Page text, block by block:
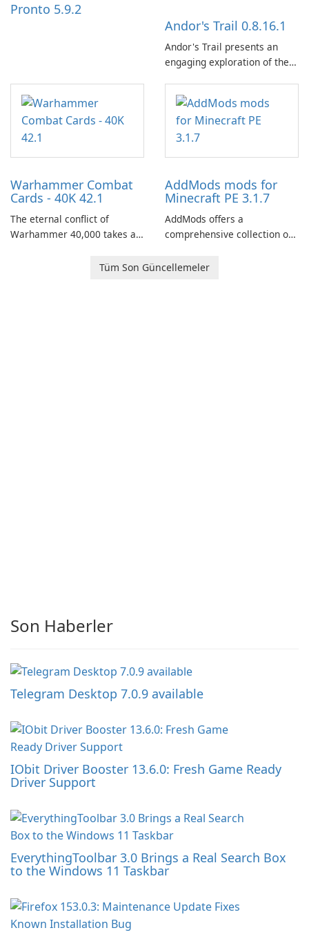
Pronto 5.9.2
Andor's Trail 0.8.16.1
Andor's Trail presents an
engaging exploration of the
centered around the pursuit
of your brother, Andor,
through a quest-driven
narrative inspired by classic
Warhammer Combat
Cards - 40K 42.1
The eternal conflict of
Warhammer 40,000 takes a
Combat Cards - 40K, a card
AddMods mods for
Minecraft PE 3.1.7
AddMods offers a
comprehensive collection of
allowing you to enhance your
Tüm Son Güncellemeler
Son Haberler
Telegram Desktop 7.0.9 available
IObit Driver Booster 13.6.0: Fresh Game Ready
Driver Support
EverythingToolbar 3.0 Brings a Real Search Box
to the Windows 11 Taskbar